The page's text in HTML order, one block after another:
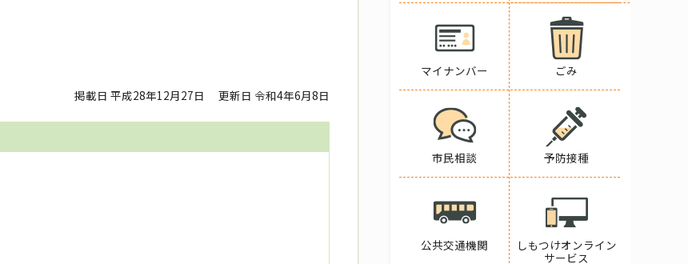
掲載日 平成28年12月27日 更新日 令和4年6月8日
マイナンバー ごみ
市民相談 予防接種
公共交通機関
しもつけオンライン
サービス